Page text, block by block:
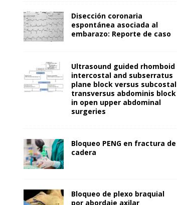
Disección coronaria
espontánea asociada al
embarazo: Reporte de caso
Ultrasound guided rhomboid
intercostal and subserratus
plane block versus subcostal
transversus abdominis block
in open upper abdominal
surgeries
Bloqueo PENG en fractura de
cadera
Bloqueo de plexo braquial
por abordaje axilar